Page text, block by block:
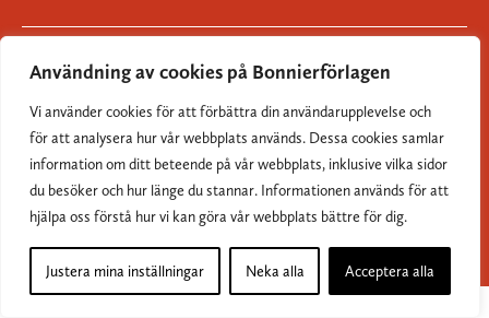
Användning av cookies på Bonnierförlagen
Vi använder cookies för att förbättra din användarupplevelse och
för att analysera hur vår webbplats används. Dessa cookies samlar
information om ditt beteende på vår webbplats, inklusive vilka sidor
du besöker och hur länge du stannar. Informationen används för att
hjälpa oss förstå hur vi kan göra vår webbplats bättre för dig.
Justera mina inställningar Neka alla Acceptera alla
Om Bonnierförlagen
Integritetspolicy